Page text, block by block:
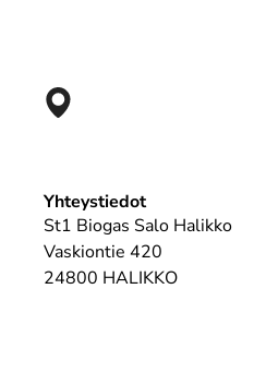
Yhteystiedot
St1 Biogas Salo Halikko
Vaskiontie 420
24800 HALIKKO